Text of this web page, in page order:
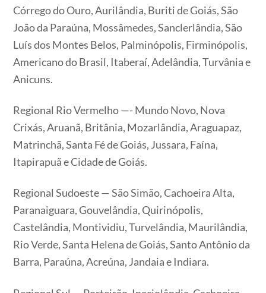
Córrego do Ouro, Aurilândia, Buriti de Goiás, São
João da Paraúna, Mossâmedes, Sanclerlândia, São
Luís dos Montes Belos, Palminópolis, Firminópolis,
Americano do Brasil, Itaberaí, Adelândia, Turvânia e
Anicuns.
Regional Rio Vermelho —- Mundo Novo, Nova
Crixás, Aruanã, Britânia, Mozarlândia, Araguapaz,
Matrinchã, Santa Fé de Goiás, Jussara, Faína,
Itapirapuã e Cidade de Goiás.
Regional Sudoeste — São Simão, Cachoeira Alta,
Paranaiguara, Gouvelândia, Quirinópolis,
Castelândia, Montividiu, Turvelândia, Maurilândia,
Rio Verde, Santa Helena de Goiás, Santo Antônio da
Barra, Paraúna, Acreúna, Jandaia e Indiara.